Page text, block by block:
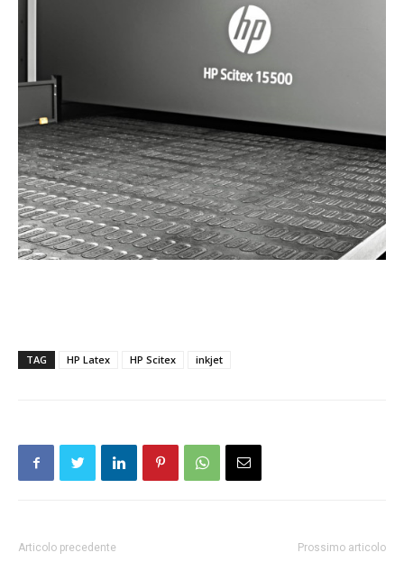
TAG HP Latex HP Scitex inkjet
Articolo precedente Prossimo articolo